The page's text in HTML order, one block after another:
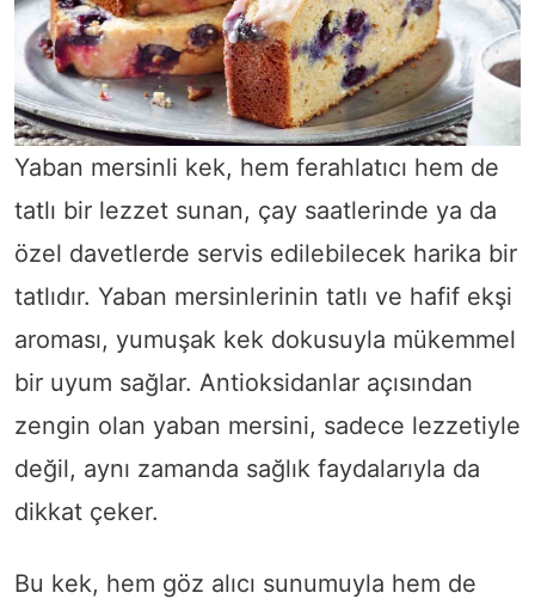
Yaban mersinli kek, hem ferahlatıcı hem de
tatlı bir lezzet sunan, çay saatlerinde ya da
özel davetlerde servis edilebilecek harika bir
tatlıdır. Yaban mersinlerinin tatlı ve hafif ekşi
aroması, yumuşak kek dokusuyla mükemmel
bir uyum sağlar. Antioksidanlar açısından
zengin olan yaban mersini, sadece lezzetiyle
değil, aynı zamanda sağlık faydalarıyla da
dikkat çeker.
Bu kek, hem göz alıcı sunumuyla hem de